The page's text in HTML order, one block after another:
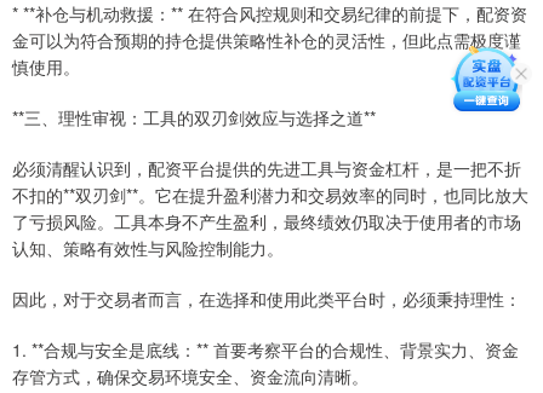
* **补仓与机动救援：** 在符合风控规则和交易纪律的前提下，配资资
金可以为符合预期的持仓提供策略性补仓的灵活性，但此点需极度谨
慎使用。
**三、理性审视：工具的双刃剑效应与选择之道**
必须清醒认识到，配资平台提供的先进工具与资金杠杆，是一把不折
不扣的**双刃剑**。它在提升盈利潜力和交易效率的同时，也同比放大
了亏损风险。工具本身不产生盈利，最终绩效仍取决于使用者的市场
认知、策略有效性与风险控制能力。
因此，对于交易者而言，在选择和使用此类平台时，必须秉持理性：
1. **合规与安全是底线：** 首要考察平台的合规性、背景实力、资金
存管方式，确保交易环境安全、资金流向清晰。